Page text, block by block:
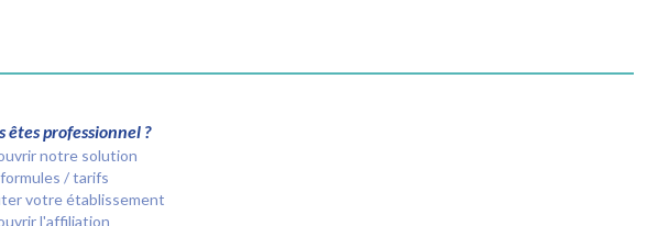
êtes professionnel ?
notre solution
/ tarifs
votre établissement
l'affiliation